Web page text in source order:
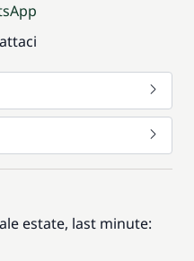
estate, last minute: